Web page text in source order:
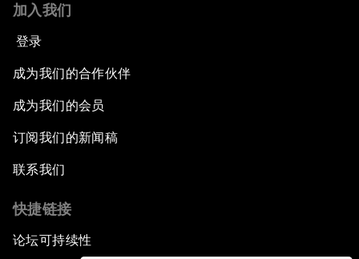
加入我们
登录
成为我们的合作伙伴
成为我们的会员
订阅我们的新闻稿
联系我们
快捷链接
论坛可持续性